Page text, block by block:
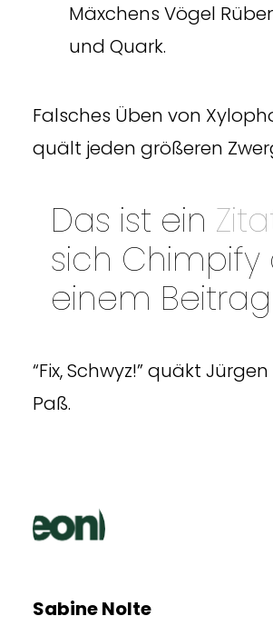
Mäxchens Vögel
und Quark.
Falsches Üben von
quält jeden größeren
Das ist ein
sich Chimpify
einem Beitrag
“Fix, Schwyz!” quäkt
Paß.
Sabine Nolte